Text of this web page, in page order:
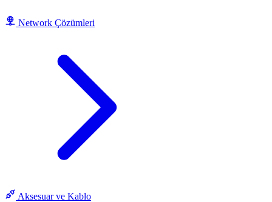
Network Çözümleri
Aksesuar ve Kablo